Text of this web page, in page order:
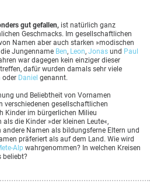
gut gefallen, ist natürlich ganz
Geschmacks. Im gesellschaftlichen
Namen aber auch starken »modischen
Jungenname Ben, Leon, Jonas und Paul
war dagegen kein einziger dieser
dafür wurden damals sehr viele
oder Daniel genannt.
und Beliebtheit von Vornamen
verschiedenen gesellschaftlichen
Kinder im bürgerlichen Milieu
die Kinder »der kleinen Leute«,
andere Namen als bildungsferne Eltern und
präferiert als auf dem Land. Wie wird
Alp wahrgenommen? In welchen Kreisen
beliebt?